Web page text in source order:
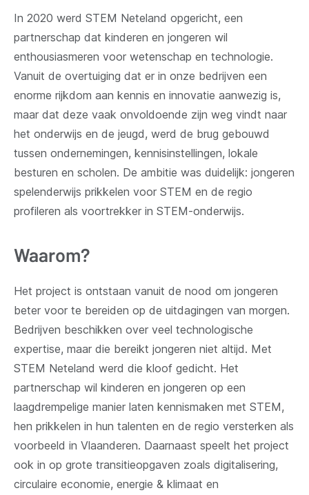
In 2020 werd STEM Neteland opgericht, een
partnerschap dat kinderen en jongeren wil
enthousiasmeren voor wetenschap en technologie.
Vanuit de overtuiging dat er in onze bedrijven een
enorme rijkdom aan kennis en innovatie aanwezig is,
maar dat deze vaak onvoldoende zijn weg vindt naar
het onderwijs en de jeugd, werd de brug gebouwd
tussen ondernemingen, kennisinstellingen, lokale
besturen en scholen. De ambitie was duidelijk: jongeren
spelenderwijs prikkelen voor STEM en de regio
profileren als voortrekker in STEM-onderwijs.
Waarom?
Het project is ontstaan vanuit de nood om jongeren
beter voor te bereiden op de uitdagingen van morgen.
Bedrijven beschikken over veel technologische
expertise, maar die bereikt jongeren niet altijd. Met
STEM Neteland werd die kloof gedicht. Het
partnerschap wil kinderen en jongeren op een
laagdrempelige manier laten kennismaken met STEM,
hen prikkelen in hun talenten en de regio versterken als
voorbeeld in Vlaanderen. Daarnaast speelt het project
ook in op grote transitieopgaven zoals digitalisering,
circulaire economie, energie & klimaat en